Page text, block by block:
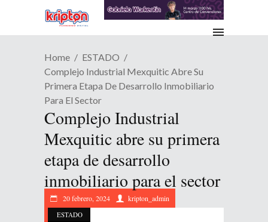
Home
ESTADO
Complejo Industrial Mexquitic Abre Su
Primera Etapa De Desarrollo Inmobiliario
Para El Sector
Complejo Industrial
Mexquitic abre su primera
etapa de desarrollo
inmobiliario para el sector
ESTADO
20 febrero, 2024 kripton_admin